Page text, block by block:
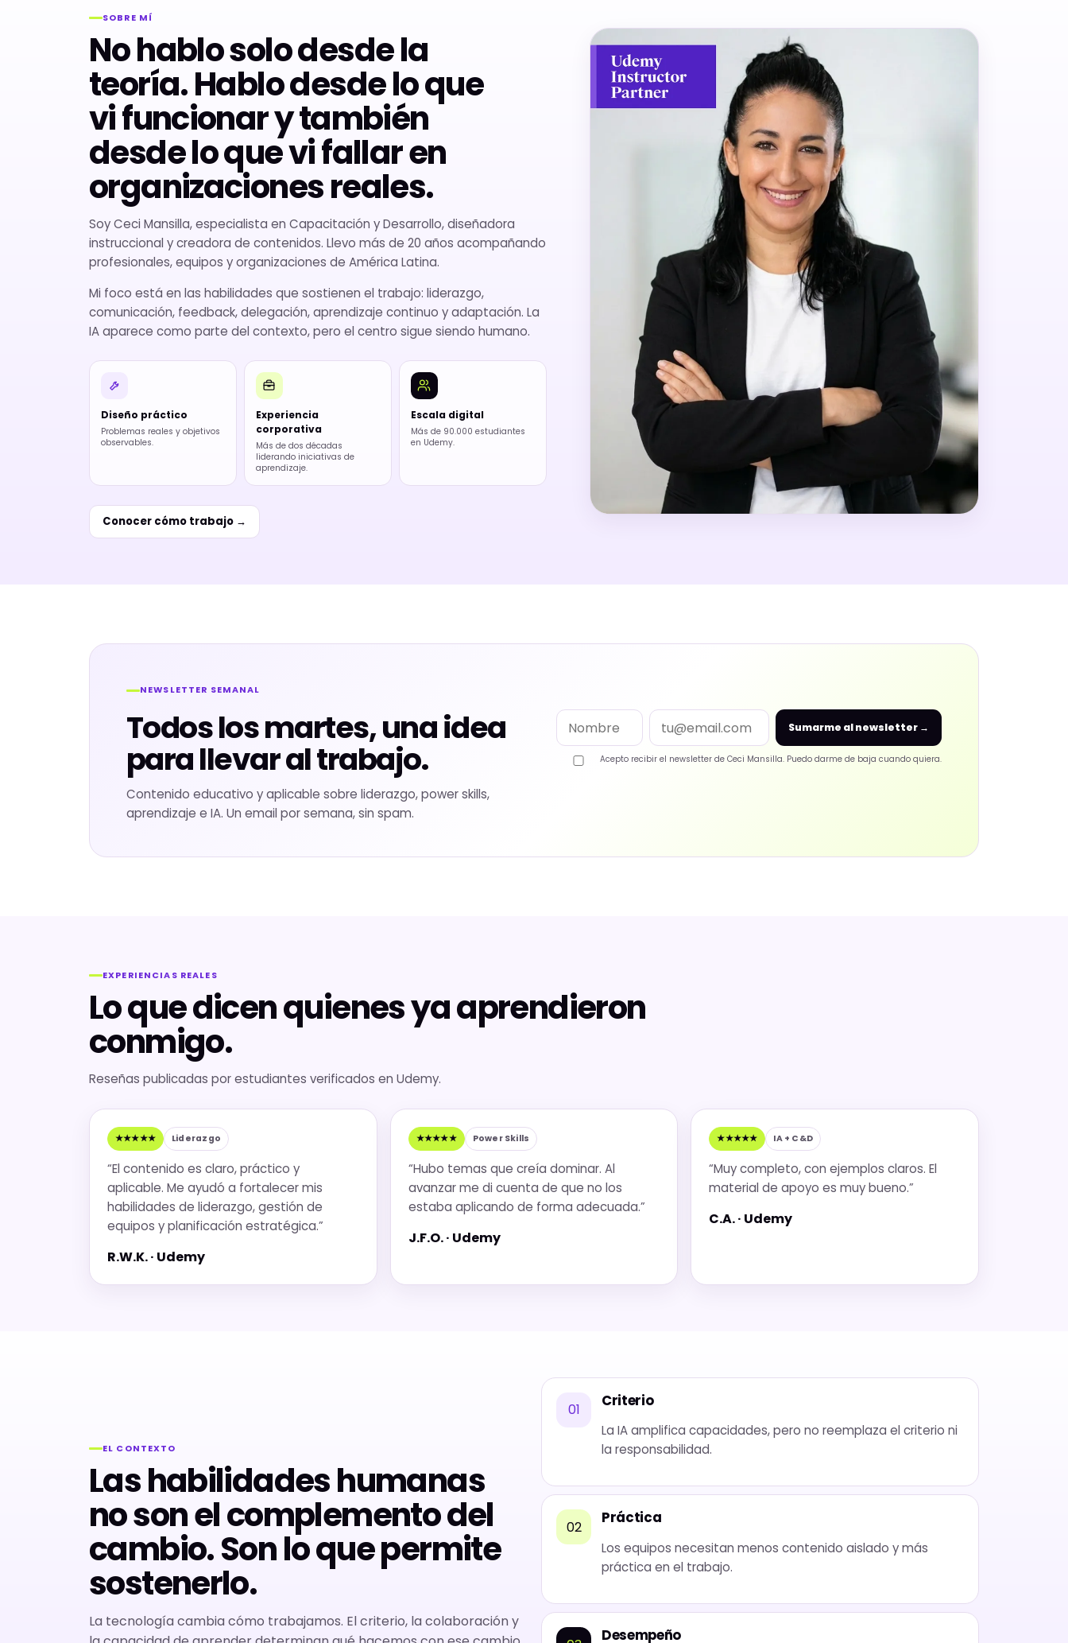
SOBRE MÍ
No hablo solo desde la
teoría. Hablo desde lo que
vi funcionar y también
desde lo que vi fallar en
organizaciones reales.
Soy Ceci Mansilla, especialista en Capacitación y Desarrollo, diseñadora
instruccional y creadora de contenidos. Llevo más de 20 años acompañando
profesionales, equipos y organizaciones de América Latina.
Mi foco está en las habilidades que sostienen el trabajo: liderazgo,
comunicación, feedback, delegación, aprendizaje continuo y adaptación. La
IA aparece como parte del contexto, pero el centro sigue siendo humano.
Diseño práctico
Problemas reales y objetivos
observables.
Experiencia
corporativa
Más de dos décadas
liderando iniciativas de
aprendizaje.
Escala digital
Más de 90.000 estudiantes
en Udemy.
Conocer cómo trabajo →
NEWSLETTER SEMANAL
Todos los martes, una idea
para llevar al trabajo.
Contenido educativo y aplicable sobre liderazgo, power skills,
aprendizaje e IA. Un email por semana, sin spam.
Nombre
Email Sumarme al newsletter →
Acepto recibir el newsletter de Ceci Mansilla. Puedo darme de baja cuando quiera.
EXPERIENCIAS REALES
Lo que dicen quienes ya aprendieron
conmigo.
Reseñas publicadas por estudiantes verificados en Udemy.
★★★★★ Liderazgo
“El contenido es claro, práctico y
aplicable. Me ayudó a fortalecer mis
habilidades de liderazgo, gestión de
equipos y planificación estratégica.”
R.W.K. · Udemy
★★★★★ Power Skills
“Hubo temas que creía dominar. Al
avanzar me di cuenta de que no los
estaba aplicando de forma adecuada.”
J.F.O. · Udemy
★★★★★ IA + C&D
“Muy completo, con ejemplos claros. El
material de apoyo es muy bueno.”
C.A. · Udemy
EL CONTEXTO
Las habilidades humanas
no son el complemento del
cambio. Son lo que permite
sostenerlo.
La tecnología cambia cómo trabajamos. El criterio, la colaboración y
01 Criterio
La IA amplifica capacidades, pero no reemplaza el criterio ni
la responsabilidad.
02 Práctica
Los equipos necesitan menos contenido aislado y más
práctica en el trabajo.
Desempeño